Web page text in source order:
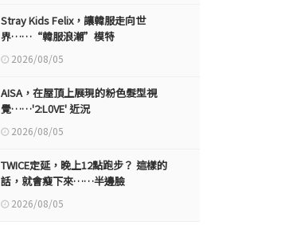
Stray Kids Felix，讓韓服走向世
界……“韓服浪潮”模特
2026/08/05
AISA，在屋頂上展現的粉色髮型視
覺……'2:L0VE' 近況
2026/08/05
TWICE定延，晚上12點跑步？ 這樣的
話，就會瘦下來……半邊臉
2026/08/05